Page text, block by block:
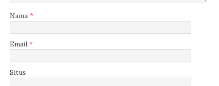
Nama *
Email *
Situs